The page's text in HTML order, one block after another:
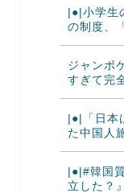
|●|小学生
の制度、
ジャンポ
すぎて完
|●|「日本
た中国人
|●|#韓国
立した？